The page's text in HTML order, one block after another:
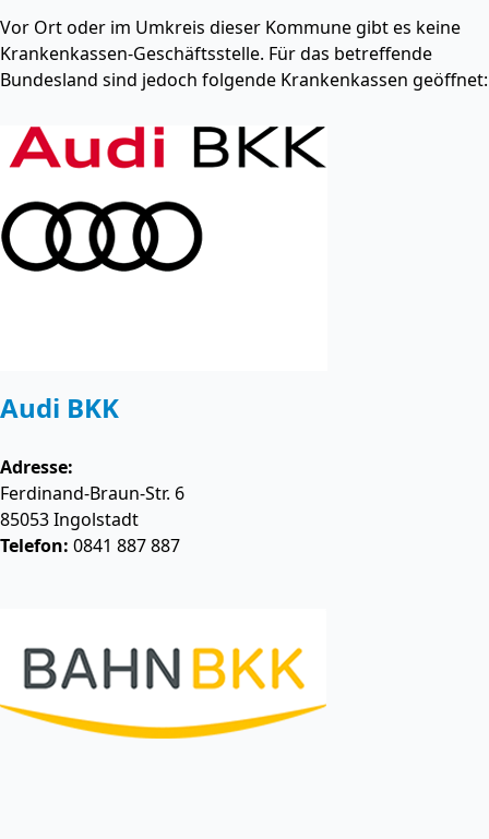
Vor Ort oder im Umkreis dieser Kommune gibt es keine
Krankenkassen-Geschäftsstelle. Für das betreffende
Bundesland sind jedoch folgende Krankenkassen geöffnet:
Audi BKK
Adresse:
Ferdinand-Braun-Str. 6
85053Ingolstadt
Telefon: 0841 887 887